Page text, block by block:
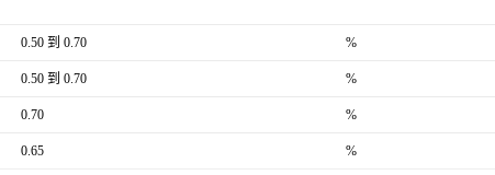
0.50 到 0.70 %
0.50 到 0.70 %
0.70 %
0.65 %